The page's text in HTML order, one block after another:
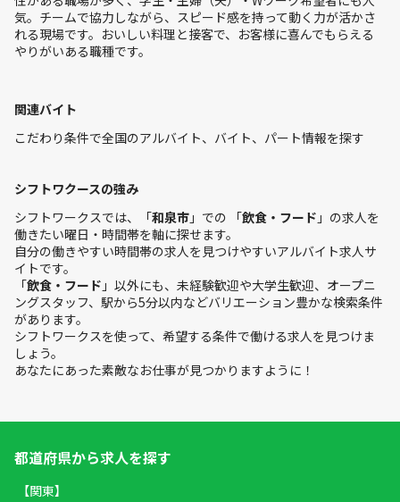
気。チームで協力しながら、スピード感を持って動く力が活かさ
れる現場です。おいしい料理と接客で、お客様に喜んでもらえる
やりがいある職種です。
関連バイト
こだわり条件で全国のアルバイト、バイト、パート情報を探す
シフトワクースの強み
シフトワークスでは、「和泉市 」での 「飲食・フード 」の求人を
働きたい曜日・時間帯を軸に探せます。
自分の働きやすい時間帯の求人を見つけやすいアルバイト求人サ
イトです。
「飲食・フード 」以外にも、未経験歓迎や大学生歓迎、オープニ
ングスタッフ、駅から5分以内などバリエーション豊かな検索条件
があります。
シフトワークスを使って、希望する条件で働ける求人を見つけま
しょう。
あなたにあった素敵なお仕事が見つかりますように！
都道府県から求人を探す
【関東】